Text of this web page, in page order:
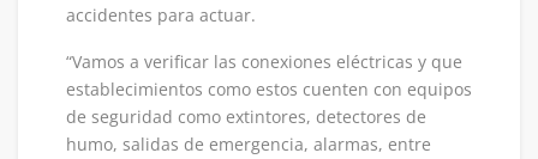
accidentes para actuar.
“Vamos a verificar las conexiones eléctricas y que
establecimientos como estos cuenten con equipos
de seguridad como extintores, detectores de
humo, salidas de emergencia, alarmas, entre